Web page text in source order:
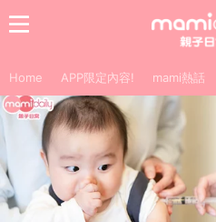
Home APP限定內容! mami熱話